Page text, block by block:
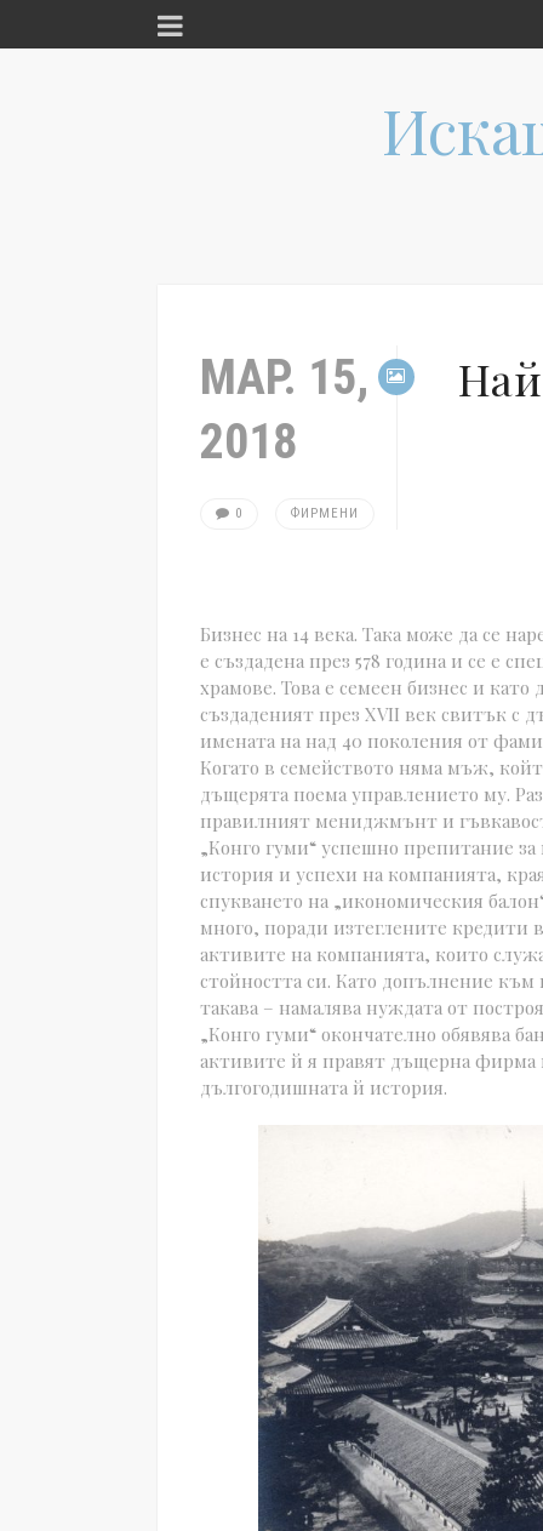
МАР. 15,
2018
0 ФИРМЕНИ
Бизнес на 14 века. Така може да се
е създадена през 578 година и се е
храмове. Това е семеен бизнес и
създаденият през XVII век свитък с
имената на над 40 поколения от
Когато в семейството няма мъж,
дъщерята поема управлението му.
правилният мениджмънт и
„Конго гуми“ успешно препитание
история и успехи на компанията,
спукването на „икономическия
много, поради изтеглените кредити
активите на компанията, които
стойността си. Като допълнение към
такава – намалява нуждата от
„Конго гуми“ окончателно обявява
активите й я правят дъщерна фирма
дългогодишната й история.